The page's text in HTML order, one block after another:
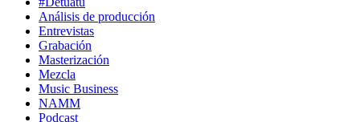
Análisis de producción
Entrevistas
Grabación
Masterización
Mezcla
Music Business
NAMM
Podcast